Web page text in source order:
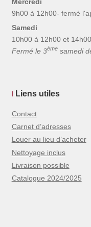
9h00 à 12h00- fermé
Samedi
10h00 à 12h00 et
Fermé le 3èmesamedi
Liens utiles
Contact
Carnet d’adresses
Louer au lieu d’acheter
Nettoyage inclus
Livraison possible
Catalogue 2024/2025